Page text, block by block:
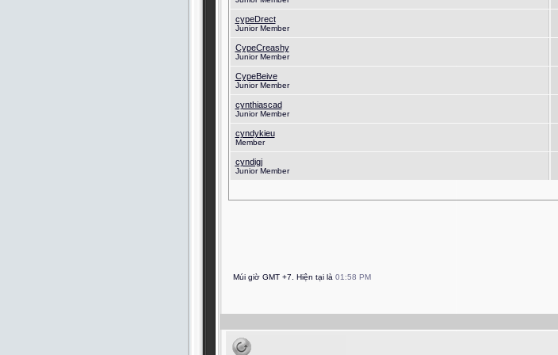
cypeDrect
Junior Member
CypeCreashy
Junior Member
CypeBeive
Junior Member
cynthiascad
Junior Member
cyndykieu
Member
cyndigj
Junior Member
Múi giờ GMT +7. Hiện tại là 01:58 PM